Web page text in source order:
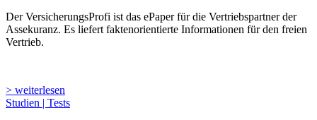
Der VersicherungsProfi ist das ePaper für die Vertriebspartner der
Assekuranz. Es liefert faktenorientierte Informationen für den freien
Vertrieb.
> weiterlesen
Studien | Tests